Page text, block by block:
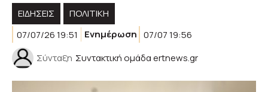
ΕΙΔΗΣΕΙΣ
ΠΟΛΙΤΙΚΉ
07/07/26 19:51
Ενημέρωση 07/07 19:56
Σύνταξη Συντακτική ομάδα ertnews.gr